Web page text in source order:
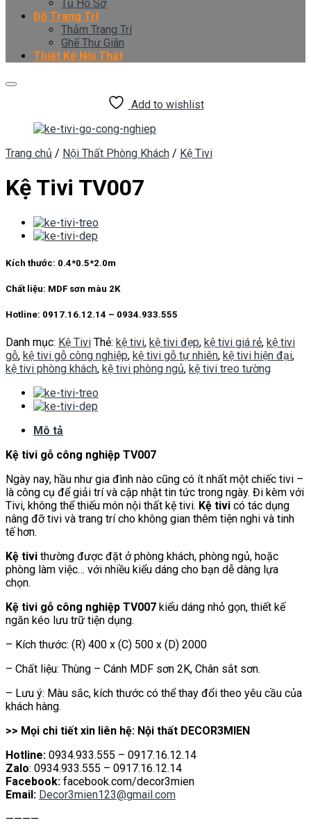
Tủ Hồ Sơ
Đồ Trang Trí
Thảm Trang Trí
Ghế Thư Giãn
Thiết Kế Nội Thất
Add to wishlist
Trang chủ / Nội Thất Phòng Khách / Kệ Tivi
Kệ Tivi TV007
Kích thước: 0.4*0.5*2.0m
Chất liệu: MDF sơn màu 2K
Hotline: 0917.16.12.14 – 0934.933.555
Danh mục: Kệ Tivi Thẻ: kệ tivi, kệ tivi đẹp, kệ tivi giá rẻ, kệ tivi
gỗ, kệ tivi gỗ công nghiệp, kệ tivi gỗ tự nhiên, kệ tivi hiện đại,
kệ tivi phòng khách, kệ tivi phòng ngủ, kệ tivi treo tường
Mô tả
Kệ tivi gỗ công nghiệp TV007
Ngày nay, hầu như gia đình nào cũng có ít nhất một chiếc tivi –
là công cụ để giải trí và cập nhật tin tức trong ngày. Đi kèm với
Tivi, không thể thiếu món nội thất kệ tivi. Kệ tivi có tác dụng
nâng đỡ tivi và trang trí cho không gian thêm tiện nghi và tinh
tế hơn.
Kệ tivi thường được đặt ở phòng khách, phòng ngủ, hoặc
phòng làm việc… với nhiều kiểu dáng cho bạn dễ dàng lựa
chọn.
Kệ tivi gỗ công nghiệp TV007 kiểu dáng nhỏ gọn, thiết kế
ngăn kéo lưu trữ tiện dụng.
– Kích thước: (R) 400 x (C) 500 x (D) 2000
– Chất liệu: Thùng – Cánh MDF sơn 2K, Chân sắt sơn.
– Lưu ý: Màu sắc, kích thước có thể thay đổi theo yêu cầu của
khách hàng.
>> Mọi chi tiết xin liên hệ: Nội thất DECOR3MIEN
Hotline: 0934.933.555 – 0917.16.12.14
Zalo: 0934.933.555 – 0917.16.12.14
Facebook: facebook.com/decor3mien
Email: Decor3mien123@gmail.com
————